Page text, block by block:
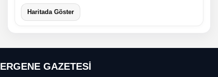
Haritada Göster
ERGENE GAZETESİ